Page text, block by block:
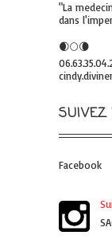
"La
dans
🌒🌕🌘
SUIVEZ
Facebook